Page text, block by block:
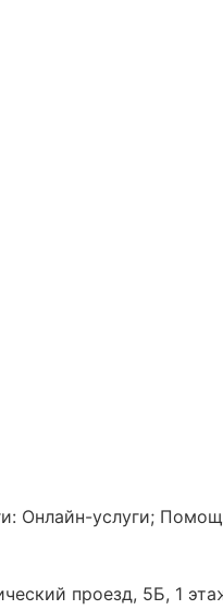
Онлайн-услуги;
проезд, 5Б, 1